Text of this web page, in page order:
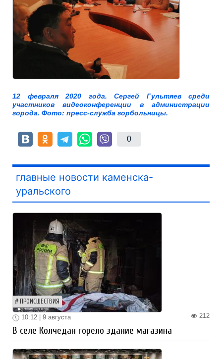
12 февраля 2020 года. Сергей Гультяев среди
участников видеоконференции в администрации
города. Фото: пресс-служба горбольницы.
0
главные новости каменска-
уральского
ПРОИСШЕСТВИЯ
212
10:12 | 9 августа
В селе Колчедан горело здание магазина